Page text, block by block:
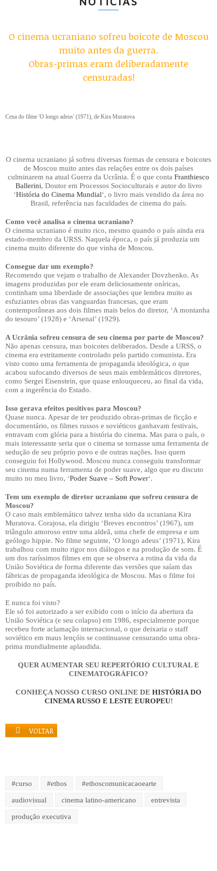
O cinema ucraniano sofreu boicote de Moscou
muito antes da guerra.
Obras-primas eram deliberadamente
censuradas!
Cena do filme 'O longo adeus' (1971), de Kira Muratova
O cinema ucraniano já sofreu diversas formas de censura e boicotes
de Moscou muito antes das relações entre os dois países
culminarem na atual Guerra da Ucrânia. É o que conta Franthiesco
Ballerini, Doutor em Processos Socioculturais e autor do livro
‘História do Cinema Mundial‘, o livro mais vendido da área no
Brasil, referência nas faculdades de cinema do país.
Como você analisa o cinema ucraniano?
O cinema ucraniano é muito rico, mesmo quando o país ainda era
estado-membro da URSS. Naquela época, o país já produzia um
cinema muito diferente do que vinha de Moscou.
Consegue dar um exemplo?
Recomendo que vejam o trabalho de Alexander Dovzhenko. As
imagens produzidas por ele eram deliciosamente oníricas,
continham uma liberdade de associações que lembra muito as
esfuziantes obras das vanguardas francesas, que eram
contemporâneas aos dois filmes mais belos do diretor, ‘A montanha
do tesouro’ (1928) e ‘Arsenal’ (1929).
A Ucrânia sofreu censura de seu cinema por parte de Moscou?
Não apenas censura, mas boicotes deliberados. Desde a URSS, o
cinema era estritamente controlado pelo partido comunista. Era
visto como uma ferramenta de propaganda ideológica, o que
acabou sufocando diversos de seus mais emblemáticos diretores,
como Sergei Eisenstein, que quase enlouqueceu, ao final da vida,
com a ingerência do Estado.
Isso gerava efeitos positivos para Moscou?
Quase nunca. Apesar de ter produzido obras-primas de ficção e
documentário, os filmes russos e soviéticos ganhavam festivais,
entravam com glória para a história do cinema. Mas para o país, o
mais interessante seria que o cinema se tornasse uma ferramenta de
sedução de seu próprio povo e de outras nações. Isso quem
conseguiu foi Hollywood. Moscou nunca conseguiu transformar
seu cinema numa ferramenta de poder suave, algo que eu discuto
muito no meu livro, ‘Poder Suave – Soft Power‘.
Tem um exemplo de diretor ucraniano que sofreu censura de
Moscou?
O caso mais emblemático talvez tenha sido da ucraniana Kira
Muratova. Corajosa, ela dirigiu ‘Breves encontros’ (1967), um
triângulo amoroso entre uma aldeã, uma chefe de empresa e um
geólogo hippie. No filme seguinte, ‘O longo adeus’ (1971), Kira
trabalhou com muito rigor nos diálogos e na produção de som. É
um dos raríssimos filmes em que se observa a rotina da vida da
União Soviética de forma diferente das versões que saíam das
fábricas de propaganda ideológica de Moscou. Mas o filme foi
proibido no país.
E nunca foi visto?
Ele só foi autorizado a ser exibido com o início da abertura da
União Soviética (e seu colapso) em 1986, especialmente porque
recebeu forte aclamação internacional, o que deixaria o staff
soviético em maus lençóis se continuasse censurando uma obra-
prima mundialmente aplaudida.
QUER AUMENTAR SEU REPERTÓRIO CULTURAL E
CINEMATOGRÁFICO?
CONHEÇA NOSSO CURSO ONLINE DE HISTÓRIA DO
CINEMA RUSSO E LESTE EUROPEU!
VOLTAR
#curso #ethos #ethoscomunicacaoearte
audiovisual cinema latino-americano entrevista
produção executiva